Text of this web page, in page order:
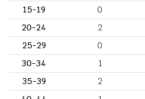
15-19
0
20-24
2
25-29
0
30-34
1
35-39
2